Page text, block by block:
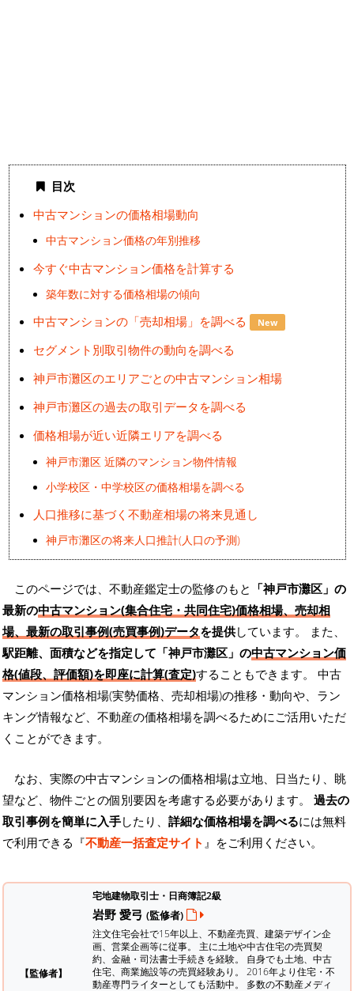
目次
中古マンションの価格相場動向
中古マンション価格の年別推移
今すぐ中古マンション価格を計算する
築年数に対する価格相場の傾向
中古マンションの「売却相場」を調べる New
セグメント別取引物件の動向を調べる
神戸市灘区のエリアごとの中古マンション相場
神戸市灘区の過去の取引データを調べる
価格相場が近い近隣エリアを調べる
神戸市灘区 近隣のマンション物件情報
小学校区・中学校区の価格相場を調べる
人口推移に基づく不動産相場の将来見通し
神戸市灘区の将来人口推計(人口の予測)
このページでは、不動産鑑定士の監修のもと 「神戸市灘区」の
最新の中古マンション(集合住宅・共同住宅)価格相場、売却相
場、最新の取引事例(売買事例)データを提供しています。 また、
駅距離、面積などを指定して「神戸市灘区」の中古マンション価
格(値段、評価額)を即座に計算(査定)することもできます。 中古
マンション価格相場(実勢価格、売却相場)の推移・動向や、ラン
キング情報など、不動産の価格相場を調べるためにご活用いただ
くことができます。
なお、実際の中古マンションの価格相場は立地、日当たり、眺
望など、物件ごとの個別要因を考慮する必要があります。 過去の
取引事例を簡単に入手したり、 詳細な価格相場を調べるには無料
で利用できる『不動産一括査定サイト 』をご利用ください。
【監修者】
宅地建物取引士・日商簿記2級
岩野 愛弓 (監修者)
注文住宅会社で15年以上、不動産売買、建築デザイン企
画、営業企画等に従事。 主に土地や中古住宅の売買契
約、金融・司法書士手続きを経験。 自身でも土地、中古
住宅、商業施設等の売買経験あり。 2016年より住宅・不
動産専門ライターとしても活動中。 多数の不動産メディ